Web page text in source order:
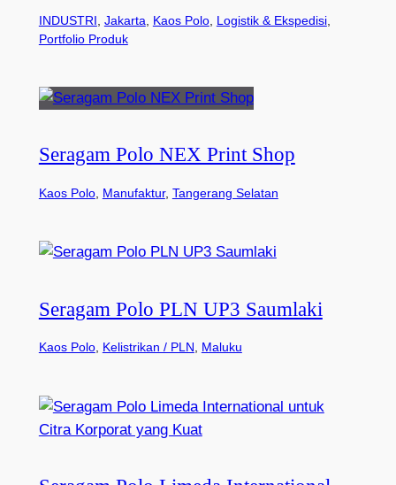
INDUSTRI Jakarta Kaos Polo, Logistik & Ekspedisi
Portfolio Produk
Seragam Polo NEX Print Shop
Kaos Polo, Manufaktur, Tangerang Selatan
Seragam Polo PLN UP3 Saumlaki
Kaos Polo, Kelistrikan / PLN Maluku